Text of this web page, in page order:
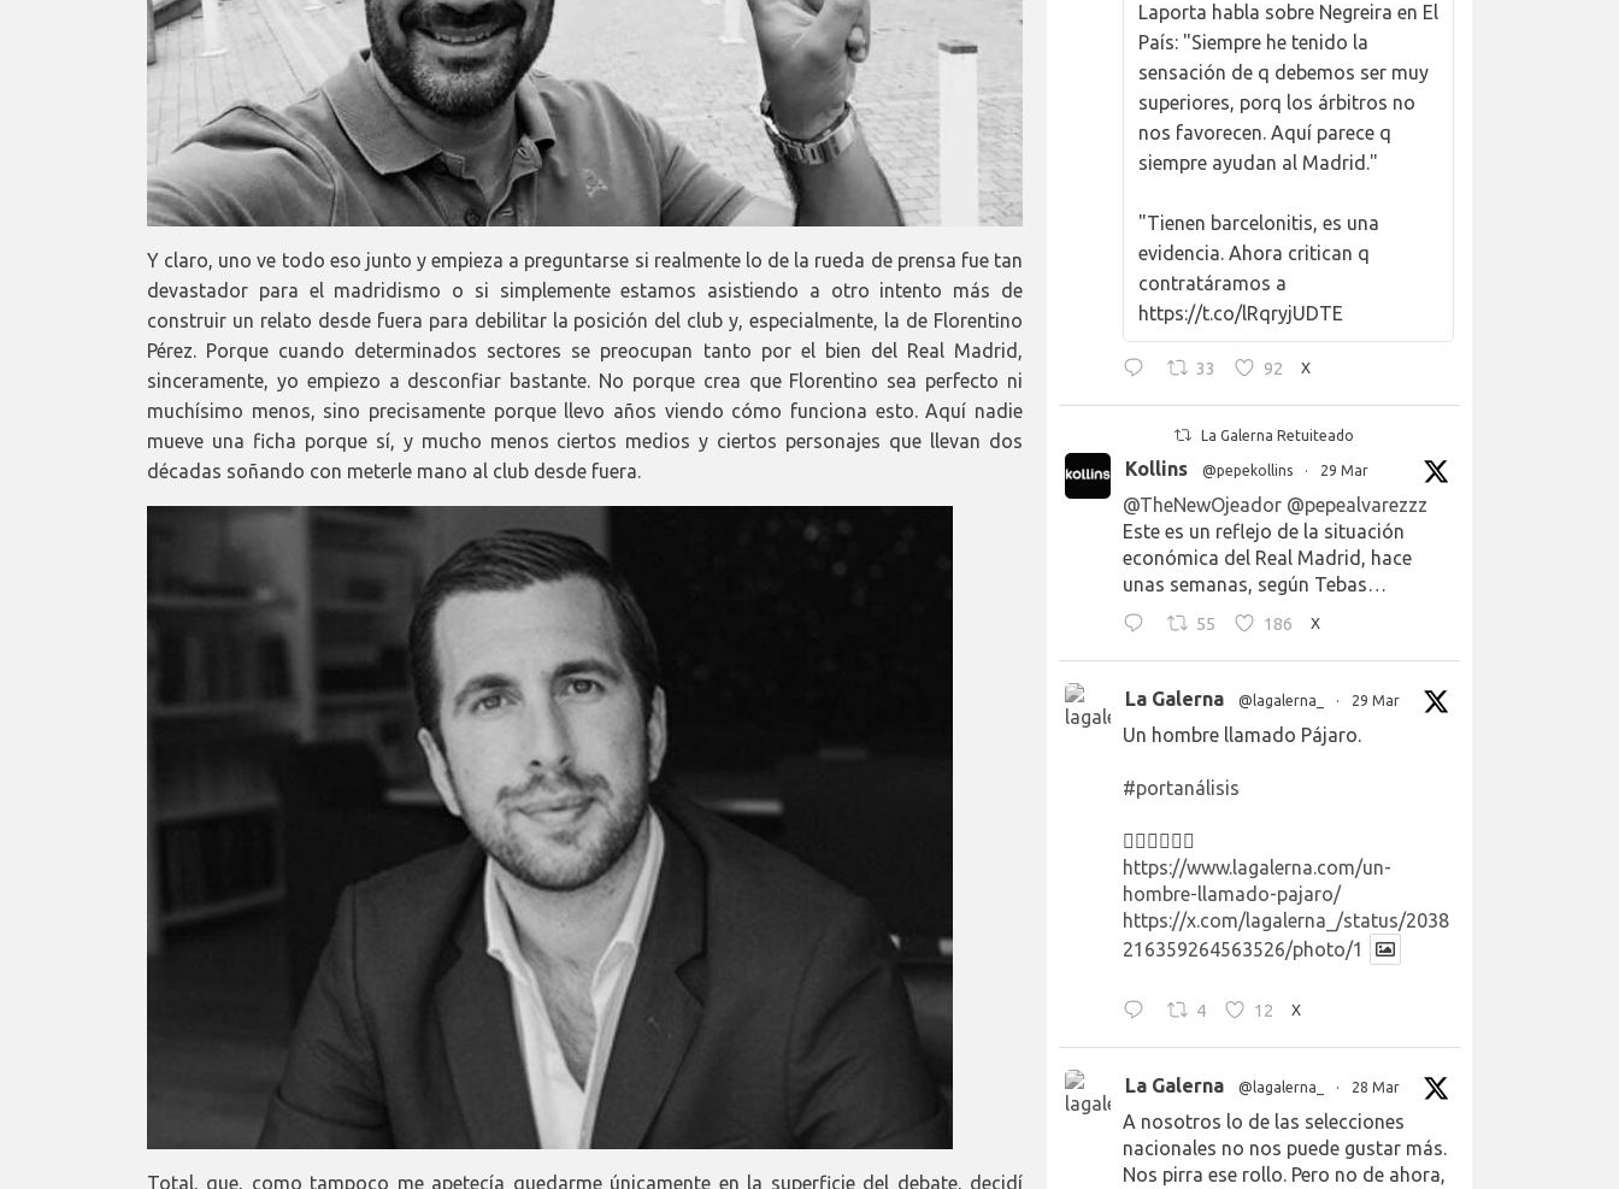
Y claro, uno ve todo eso junto y empieza a preguntarse si realmente lo de la rueda de prensa fue tan
devastador para el madridismo o si simplemente estamos asistiendo a otro intento más de
construir un relato desde fuera para debilitar la posición del club y, especialmente, la de Florentino
Pérez. Porque cuando determinados sectores se preocupan tanto por el bien del Real Madrid,
sinceramente, yo empiezo a desconfiar bastante. No porque crea que Florentino sea perfecto ni
muchísimo menos, sino precisamente porque llevo años viendo cómo funciona esto. Aquí nadie
mueve una ficha porque sí, y mucho menos ciertos medios y ciertos personajes que llevan dos
décadas soñando con meterle mano al club desde fuera.
Total, que, como tampoco me apetecía quedarme únicamente en la superficie del debate, decidí
Laporta habla sobre Negreira en El
País: "Siempre he tenido la
sensación de q debemos ser muy
superiores, porq los árbitros no
nos favorecen. Aquí parece q
siempre ayudan al Madrid."
"Tienen barcelonitis, es una
evidencia. Ahora critican q
contratáramos a
https://t.co/lRqryjUDTE
33 92 X
La Galerna Retuiteado
Kollins @pepekollins · 29 Mar
@TheNewOjeador @pepealvarezzz
Este es un reflejo de la situación
económica del Real Madrid, hace
unas semanas, según Tebas…
55 186 X
La Galerna @lagalerna_ · 29 Mar
Un hombre llamado Pájaro.
#portanálisis
👉🏻👉🏻👉🏻
https://www.lagalerna.com/un-
hombre-llamado-pajaro/
https://x.com/lagalerna_/status/2038
216359264563526/photo/1
4 12 X
La Galerna @lagalerna_ · 28 Mar
A nosotros lo de las selecciones
nacionales no nos puede gustar más.
Nos pirra ese rollo. Pero no de ahora,